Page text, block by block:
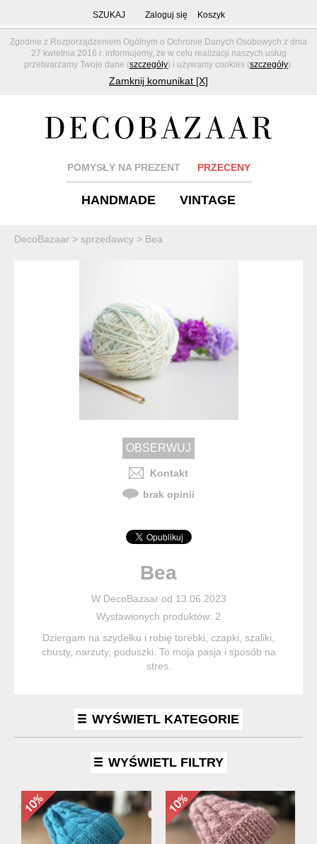
Zgodnie z Rozporządzeniem Ogólnym o Ochronie Danych Osobowych z dnia
27 kwietnia 2016 r. informujemy, że w celu realizacji naszych usług
przetwarzamy Twoje dane (szczegóły) i używamy cookies (szczegóły).
Zamknij komunikat [X]
SZUKAJ Zaloguj się Koszyk
POMYSŁY NA PREZENT PRZECENY
HANDMADE VINTAGE
DecoBazaar > sprzedawcy > Bea
Kontakt
brak opinii
Bea
W DecoBazaar od 13.06.2023
Wystawionych produktów: 2
Dziergam na szydełku i robię torebki, czapki, szaliki,
chusty, narzuty, poduszki. To moja pasja i sposób na
stres.
WYŚWIETL KATEGORIE
WYŚWIETL FILTRY